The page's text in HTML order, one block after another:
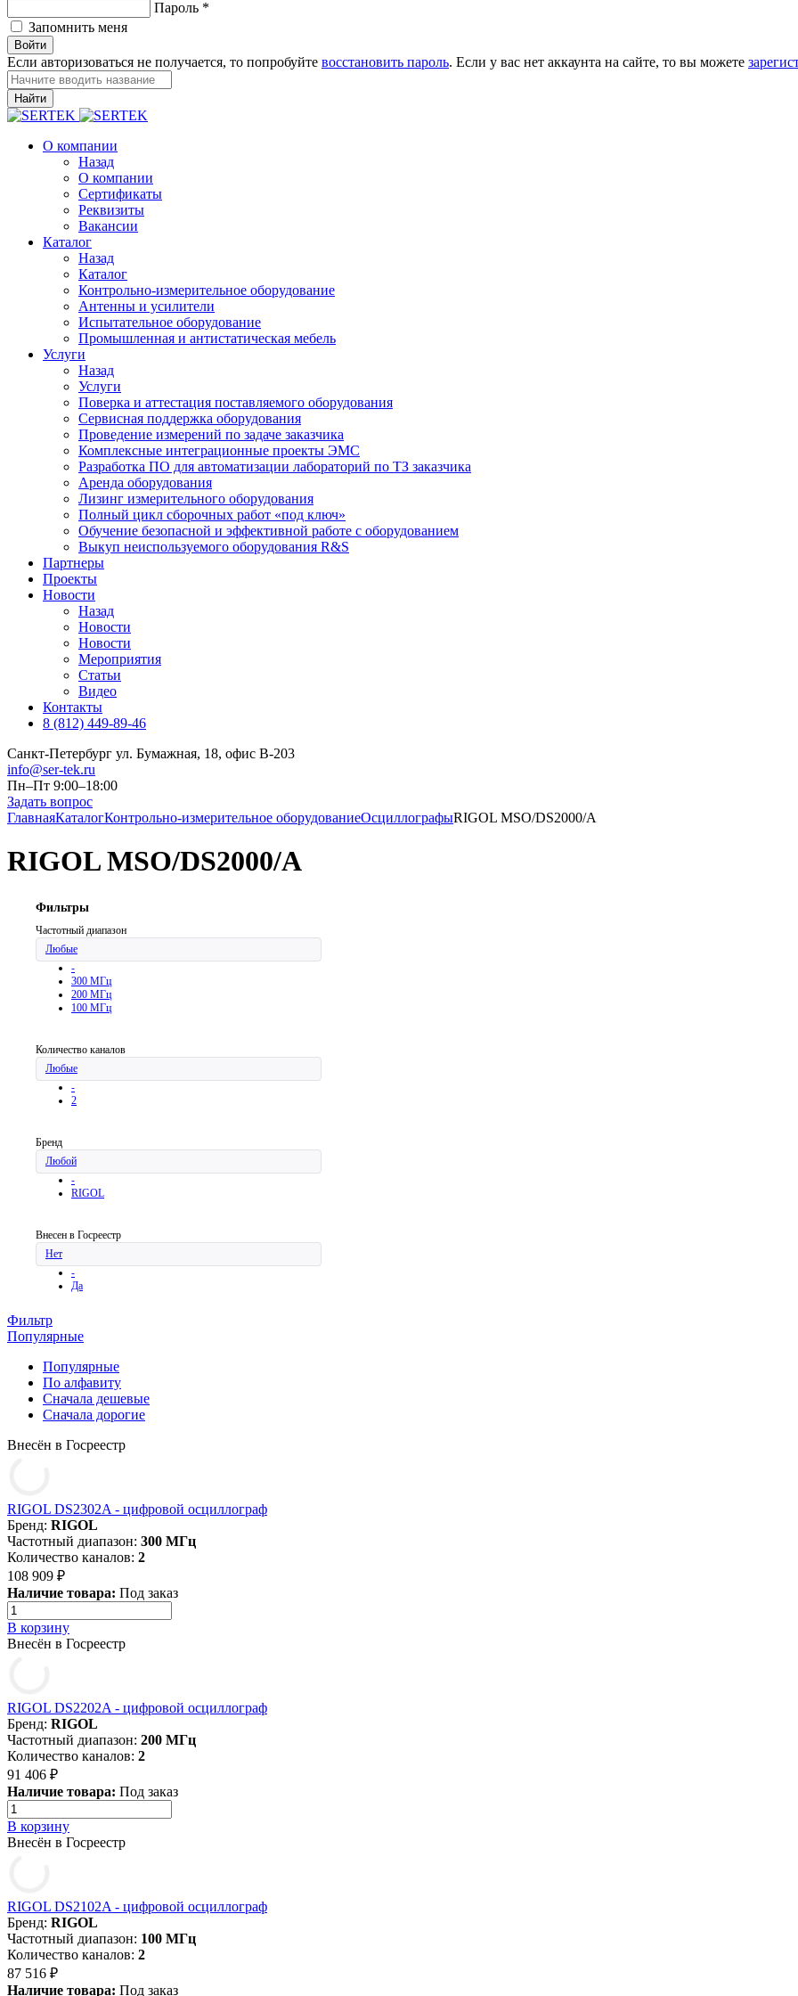
Пароль *
Запомнить меня
Войти
Если авторизоваться не получается, то попробуйте восстановить пароль. Если у вас нет аккаунта на сайте, то вы можете
Найти
О компании
Назад
О компании
Сертификаты
Реквизиты
Вакансии
Каталог
Назад
Каталог
Контрольно-измерительное оборудование
Антенны и усилители
Испытательное оборудование
Промышленная и антистатическая мебель
Услуги
Назад
Услуги
Поверка и аттестация поставляемого оборудования
Сервисная поддержка оборудования
Проведение измерений по задаче заказчика
Комплексные интеграционные проекты ЭМС
Разработка ПО для автоматизации лабораторий по ТЗ заказчика
Аренда оборудования
Лизинг измерительного оборудования
Полный цикл сборочных работ «под ключ»
Обучение безопасной и эффективной работе с оборудованием
Выкуп неиспользуемого оборудования R&S
Партнеры
Проекты
Новости
Назад
Новости
Новости
Мероприятия
Статьи
Видео
Контакты
8 (812) 449-89-46
Санкт-Петербург ул. Бумажная, 18, офис B-203
info@ser-tek.ru
Пн–Пт 9:00–18:00
Задать вопрос
ГлавнаяКаталогКонтрольно-измерительное оборудованиеОсциллографыRIGOL MSO/DS2000/A
RIGOL MSO/DS2000/A
Фильтры
Частотный диапазон
Любые
-
300 МГц
200 МГц
100 МГц
Количество каналов
Любые
-
2
Бренд
Любой
-
RIGOL
Внесен в Госреестр
Нет
-
Да
Фильтр
Популярные
Популярные
По алфавиту
Cначала дешевые
Cначала дорогие
Внесён в Госреестр
RIGOL DS2302A - цифровой осциллограф
Бренд: RIGOL
Частотный диапазон: 300 МГц
Количество каналов: 2
108 909 ₽
Наличие товара: Под заказ
В корзину
Внесён в Госреестр
RIGOL DS2202A - цифровой осциллограф
Бренд: RIGOL
Частотный диапазон: 200 МГц
Количество каналов: 2
91 406 ₽
Наличие товара: Под заказ
В корзину
Внесён в Госреестр
RIGOL DS2102A - цифровой осциллограф
Бренд: RIGOL
Частотный диапазон: 100 МГц
Количество каналов: 2
87 516 ₽
Наличие товара: Под заказ